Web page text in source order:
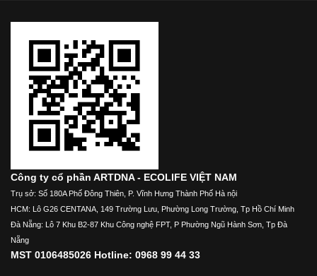
Công ty cổ phần ARTDNA - ECOLIFE VIỆT NAM
Trụ sở: Số 180A Phố Đông Thiên, P. Vĩnh Hưng Thành Phố Hà nội
HCM: Lô G26 CENTANA, 149 Trường Lưu, Phường Long Trường, Tp Hồ Chí Minh
Đà Nẵng: Lô 7 Khu B2-87 Khu Công nghệ FPT, P Phường Ngũ Hành Sơn, Tp Đà
Nẵng
MST 0106485026 Hotline: 0968 99 44 33